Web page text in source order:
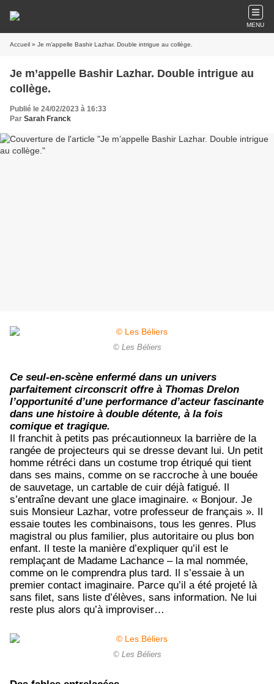
MENU
Accueil » Je m’appelle Bashir Lazhar. Double intrigue au collège.
Je m’appelle Bashir Lazhar. Double intrigue au
collège.
Publié le 24/02/2023 à 16:33
Par Sarah Franck
© Les Béliers
Ce seul-en-scène enfermé dans un univers
parfaitement circonscrit offre à Thomas Drelon
l’opportunité d’une performance d’acteur fascinante
dans une histoire à double détente, à la fois
comique et tragique.
Il franchit à petits pas précautionneux la barrière de la
rangée de projecteurs qui se dresse devant lui. Un petit
homme rétréci dans un costume trop étriqué qui tient
dans ses mains, comme on se raccroche à une bouée
de sauvetage, un cartable de cuir déjà fatigué. Il
s’entraîne devant une glace imaginaire. « Bonjour. Je
suis Monsieur Lazhar, votre professeur de français ». Il
essaie toutes les combinaisons, tous les genres. Plus
magistral ou plus familier, plus autoritaire ou plus bon
enfant. Il teste la manière d’expliquer qu’il est le
remplaçant de Madame Lachance – la mal nommée,
comme on le comprendra plus tard. Il s’essaie à un
premier contact imaginaire. Parce qu’il a été projeté là
sans filet, sans liste d’élèves, sans information. Ne lui
reste plus alors qu’à improviser…
© Les Béliers